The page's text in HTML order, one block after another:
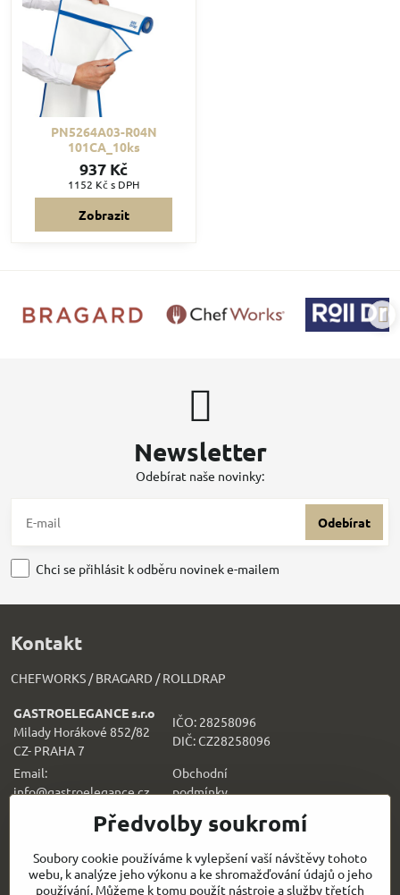
PN5264A03-R04N
101CA_10ks
937 Kč
1152 Kč s DPH
Zobrazit
Newsletter
Odebírat naše novinky:
Odebírat
Chci se přihlásit k odběru novinek e-mailem
Kontakt
CHEFWORKS / BRAGARD / ROLLDRAP
GASTROELEGANCE s.r.o
Milady Horákové 852/82
CZ- PRAHA 7
IČO: 28258096
DIČ: CZ28258096
Email:
info@gastroelegance.cz
Obchodní
podmínky
Všechno k nákupu
Sledujte naše novinky i na sítích:
Předvolby soukromí
Soubory cookie používáme k vylepšení vaší návštěvy tohoto
webu, k analýze jeho výkonu a ke shromažďování údajů o jeho
používání. Můžeme k tomu použít nástroje a služby třetích